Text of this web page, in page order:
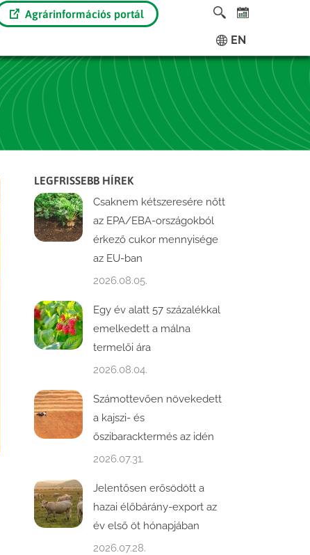
Agrárinformációs portál
EN
LEGFRISSEBB HÍREK
Csaknem kétszeresére nőtt
az EPA/EBA-országokból
érkező cukor mennyisége
az EU-ban
2026.08.05.
Egy év alatt 57 százalékkal
emelkedett a málna
termelői ára
2026.08.04.
Számottevően növekedett
a kajszi- és
őszibaracktermés az idén
2026.07.31.
Jelentősen erősödött a
hazai élőbárány-export az
év első öt hónapjában
2026.07.28.